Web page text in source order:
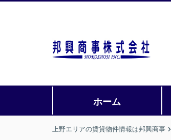
ホーム
上野エリアの賃貸物件情報は邦興商事